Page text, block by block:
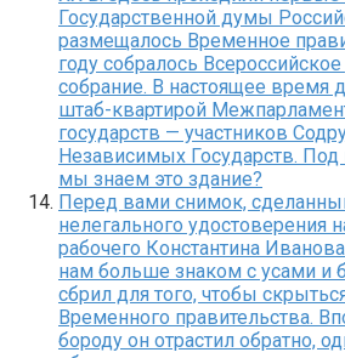
Государственной думы
размещалось Временное
году собралось
собрание. В настоящее время
штаб-квартирой
государств — участников
Независимых Государств.
мы знаем это здание?
Перед вами снимок,
нелегального удостоверения
рабочего Константина
нам больше знаком с усами и
сбрил для того, чтобы
Временного правительства.
бороду он отрастил обратно,